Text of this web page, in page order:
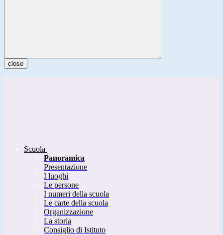
close
Scuola
Panoramica
Presentazione
I luoghi
Le persone
I numeri della scuola
Le carte della scuola
Organizzazione
La storia
Consiglio di Istituto